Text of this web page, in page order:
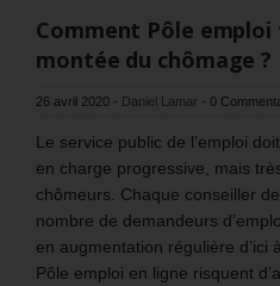
Comment Pôle
montée du chômage ?
26 avril 2020 - Daniel Lamar - 0
Le service public de l’emploi
en charge progressive, mais
chômeurs. Chaque conseiller
nombre de demandeurs
en augmentation régulière d’ici
Pôle emploi en ligne risquent